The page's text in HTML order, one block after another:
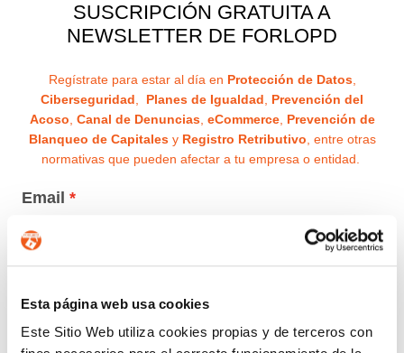
Esta página web usa cookies
Este Sitio Web utiliza cookies propias y de terceros con
SUSCRIPCIÓN GRATUITA A
NEWSLETTER DE FORLOPD
Regístrate para estar al día en Protección de Datos,
Ciberseguridad, Planes de Igualdad, Prevención del
Acoso, Canal de Denuncias, eCommerce, Prevención de
Blanqueo de Capitalesy Registro Retributivo, entre otras
normativas que pueden afectar a tu empresa o entidad.
Email
Nombre (opcional)